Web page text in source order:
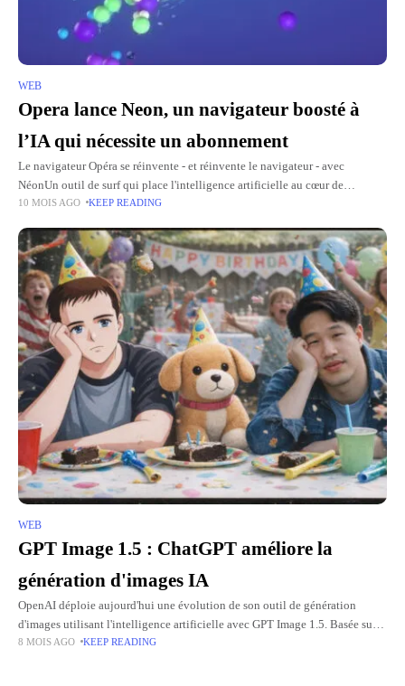
WEB
Opera lance Neon, un navigateur boosté à
l’IA qui nécessite un abonnement
Le navigateur Opéra se réinvente - et réinvente le navigateur - avec
NéonUn outil de surf qui place l'intelligence artificielle au cœur de
l'expérience en ligne. L'avenir a un coût,
10 MOIS AGO KEEP READING
WEB
GPT Image 1.5 : ChatGPT améliore la
génération d'images IA
OpenAI déploie aujourd'hui une évolution de son outil de génération
d'images utilisant l'intelligence artificielle avec GPT Image 1.5. Basée sur
le moteur GPT 5.2, cette nouvelle version disponible à tous
8 MOIS AGO KEEP READING